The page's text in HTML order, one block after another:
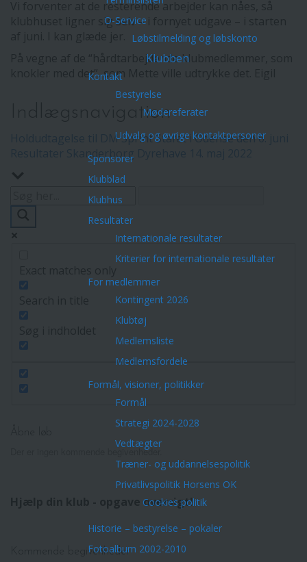
O-Service
Løbstilmelding og løbskonto
Klubben
Kontakt
Bestyrelse
Mødereferater
Udvalg og øvrige kontaktpersoner
Sponsorer
Klubblad
Klubhus
Resultater
Internationale resultater
Kriterier for internationale resultater
For medlemmer
Kontingent 2026
Klubtøj
Medlemsliste
Medlemsfordele
Formål, visioner, politikker
Formål
Strategi 2024-2028
Vedtægter
Træner- og uddannelsespolitik
Privatlivspolitik Horsens OK
Cookies politik
Historie – bestyrelse – pokaler
Fotoalbum 2002-2010
Vi forventer at de resterende arbejder kan nåes, så
klubhuset ligner sig selv – i fornyet udgave – i starten
På vegne af de “hårdtarbejdende klubmedlemmer, som
knokler med det”, som Mette ville udtrykke det. Eigil
Indlægsnavigation
Holdudtagelse til DM Sprint Stafet i Odense den 6. juni
Resultater Skanderborg Dyrehave 14. maj 2022
Der er ingen kommende begivenheder.
Hjælp din klub - opgave oversigt!
Kommende begivenheder